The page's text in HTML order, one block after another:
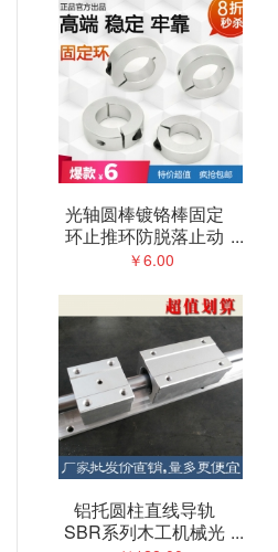
光轴圆棒镀铬棒固定
环止推环防脱落止动
开口环锁紧限位圈
...
￥6.00
铝托圆柱直线导轨
SBR系列木工机械光 ...